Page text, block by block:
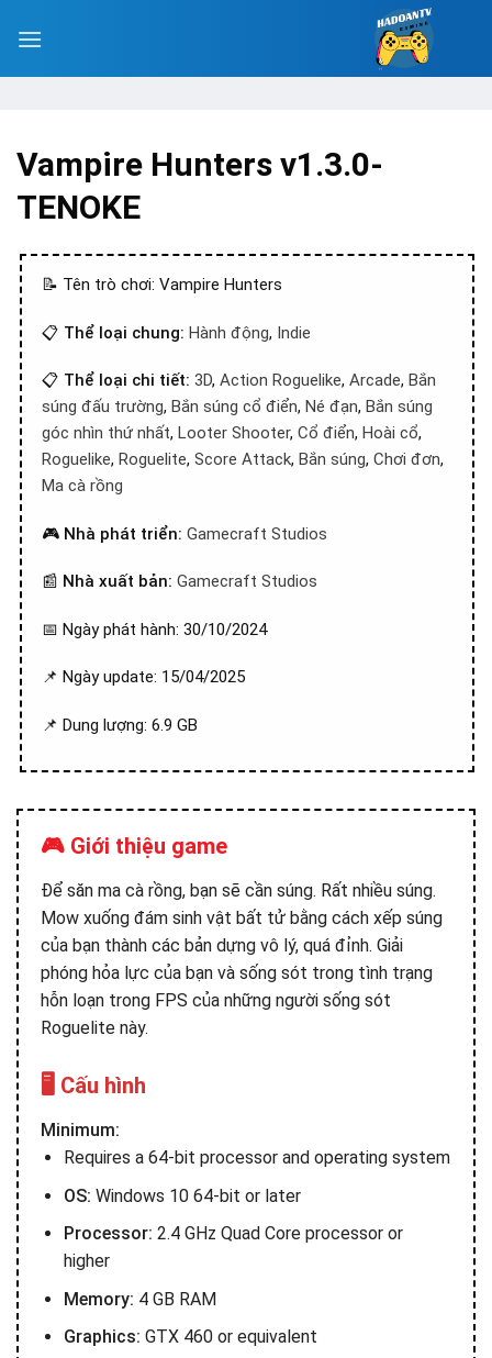
Vampire Hunters v1.3.0-
TENOKE
📝 Tên trò chơi: Vampire Hunters
📋 Thể loại chung: Hành động, Indie
📋 Thể loại chi tiết: 3D, Action Roguelike, Arcade, Bắn
súng đấu trường, Bắn súng cổ điển, Né đạn, Bắn súng
góc nhìn thứ nhất, Looter Shooter, Cổ điển, Hoài cổ,
Roguelike, Roguelite, Score Attack, Bắn súng, Chơi đơn,
Ma cà rồng
🎮 Nhà phát triển: Gamecraft Studios
📰 Nhà xuất bản: Gamecraft Studios
📅 Ngày phát hành: 30/10/2024
📌 Ngày update: 15/04/2025
📌 Dung lượng: 6.9 GB
🎮 Giới thiệu game
Để săn ma cà rồng, bạn sẽ cần súng. Rất nhiều súng.
Mow xuống đám sinh vật bất tử bằng cách xếp súng
của bạn thành các bản dựng vô lý, quá đỉnh. Giải
phóng hỏa lực của bạn và sống sót trong tình trạng
hỗn loạn trong FPS của những người sống sót
Roguelite này.
🖥️ Cấu hình
Minimum:
Requires a 64-bit processor and operating system
OS: Windows 10 64-bit or later
Processor: 2.4 GHz Quad Core processor or
higher
Memory: 4 GB RAM
Graphics: GTX 460 or equivalent